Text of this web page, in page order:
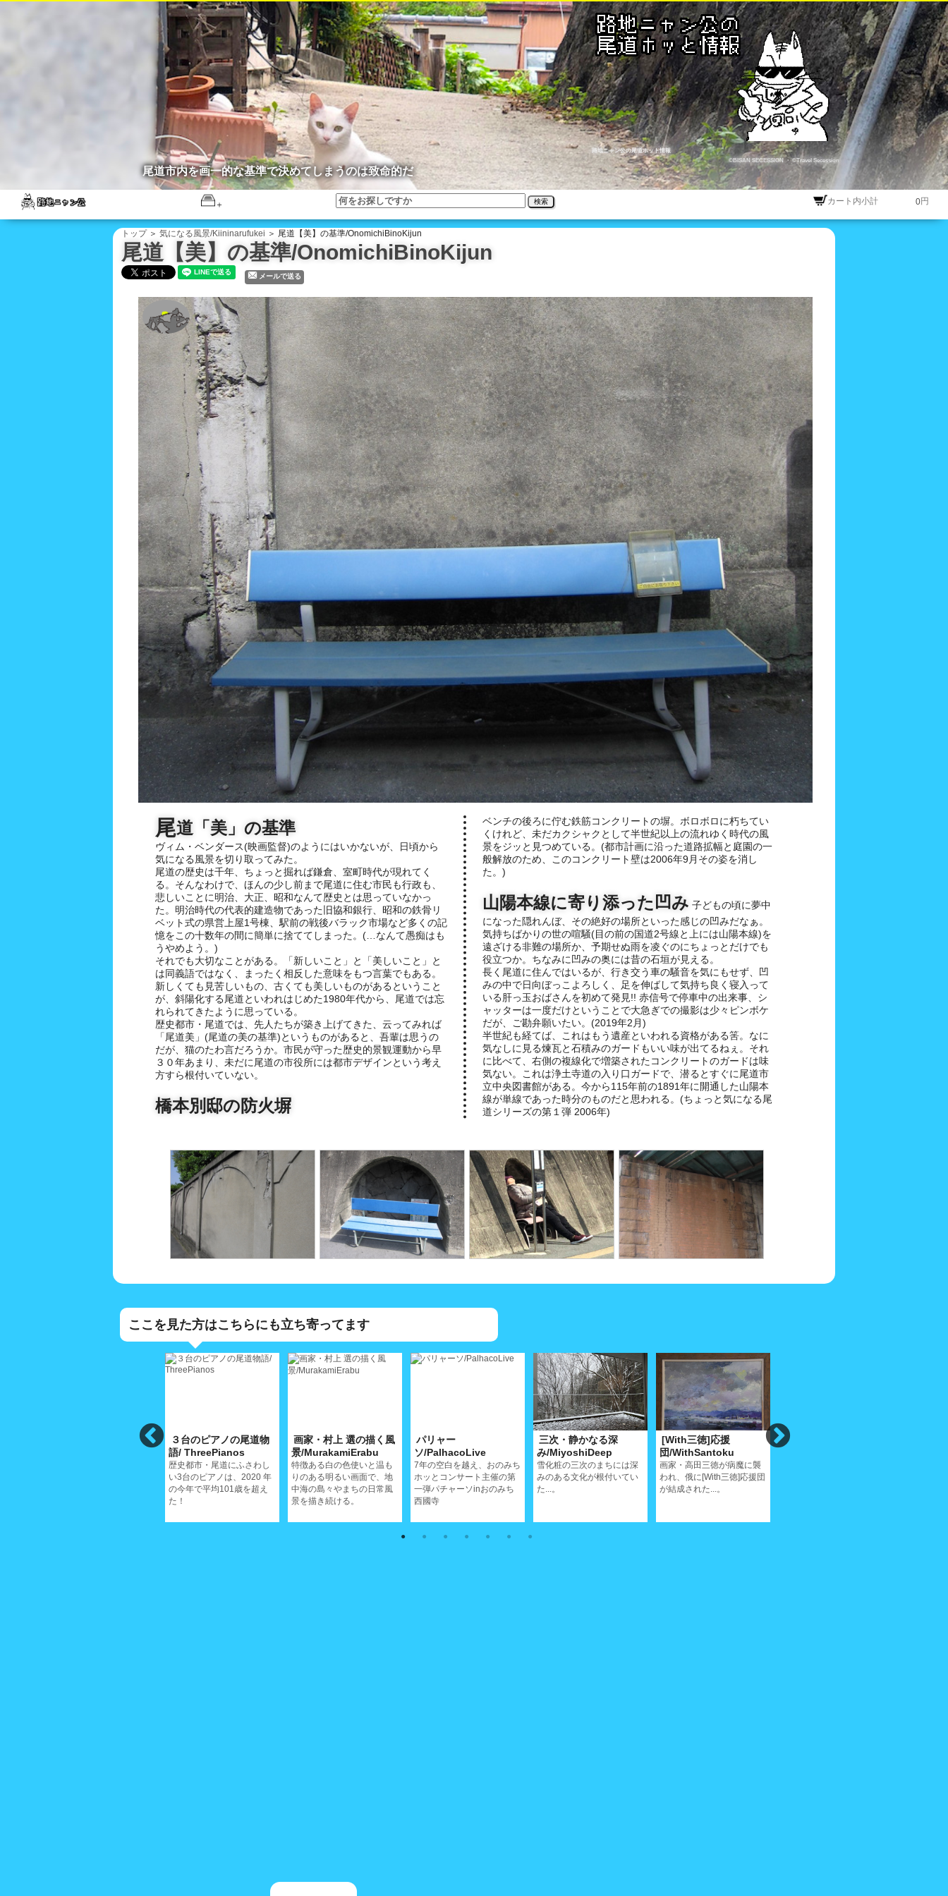
路地ニャン公の尾道ホット情報
©BISAN SECESSION・ ©Travel Secession
検索 カート内小計 円
尾道市内を画一的な基準で決めてしまうのは致命的だ
トップ＞ 気になる風景/Kiininarufukei ＞ 尾道【美】の基準/OnomichiBinoKijun
尾道【美】の基準/OnomichiBinoKijun
メールで送る
尾道「美」の基準
ヴィム・ベンダース(映画監督)のようにはいかないが、日頃から
気になる風景を切り取ってみた。
尾道の歴史は千年、ちょっと掘れば鎌倉、室町時代が現れてく
る。そんなわけで、ほんの少し前まで尾道に住む市民も行政も、
悲しいことに明治、大正、昭和なんて歴史とは思っていなかっ
た。明治時代の代表的建造物であった旧協和銀行、昭和の鉄骨リ
ベット式の県営上屋1号棟、駅前の戦後バラック市場など多くの記
憶をこの十数年の間に簡単に捨ててしまった。(…なんて愚痴はも
うやめよう。)
それでも大切なことがある。「新しいこと」と「美しいこと」と
は同義語ではなく、まったく相反した意味をもつ言葉でもある。
新しくても見苦しいもの、古くても美しいものがあるということ
が、斜陽化する尾道といわれはじめた1980年代から、尾道では忘
れられてきたように思っている。
歴史都市・尾道では、先人たちが築き上げてきた、云ってみれば
「尾道美」(尾道の美の基準)というものがあると、吾輩は思うの
だが、猫のたわ言だろうか。市民が守った歴史的景観運動から早
３０年あまり、未だに尾道の市役所には都市デザインという考え
方すら根付いていない。
橋本別邸の防火塀
ベンチの後ろに佇む鉄筋コンクリートの塀。ボロボロに朽ちてい
くけれど、未だカクシャクとして半世紀以上の流れゆく時代の風
景をジッと見つめている。(都市計画に沿った道路拡幅と庭園の一
般解放のため、このコンクリート壁は2006年9月その姿を消し
た。)
山陽本線に寄り添った凹み 子どもの頃に夢中
になった隠れんぼ、その絶好の場所といった感じの凹みだなぁ。
気持ちばかりの世の喧騒(目の前の国道2号線と上には山陽本線)を
遠ざける非難の場所か、予期せぬ雨を凌ぐのにちょっとだけでも
役立つか。ちなみに凹みの奥には昔の石垣が見える。
長く尾道に住んではいるが、行き交う車の騒音を気にもせず、凹
みの中で日向ぼっこよろしく、足を伸ばして気持ち良く寝入って
いる肝っ玉おばさんを初めて発見!! 赤信号で停車中の出来事、シ
ャッターは一度だけということで大急ぎでの撮影は少々ピンボケ
だが、ご勘弁願いたい。(2019年2月)
半世紀も経てば、これはもう遺産といわれる資格がある筈。なに
気なしに見る煉瓦と石積みのガードもいい味が出てるねぇ。それ
に比べて、右側の複線化で増築されたコンクリートのガードは味
気ない。これは浄土寺道の入り口ガードで、潜るとすぐに尾道市
立中央図書館がある。今から115年前の1891年に開通した山陽本
線が単線であった時分のものだと思われる。(ちょっと気になる尾
道シリーズの第１弾 2006年)
ここを見た方はこちらにも立ち寄ってます
西郷寺/SaigojiTemple
３台のピアノの尾道物
語/ ThreePianos
歴史都市・尾道にふさわし
い3台のピアノは、2020 年
の今年で平均101歳を超え
た！
画家・村上 選の描く風
景/MurakamiErabu
特徴ある白の色使いと温も
りのある明るい画面で、地
中海の島々やまちの日常風
景を描き続ける。
パリャー
ソ/PalhacoLive
7年の空白を越え、おのみち
ホッとコンサート主催の第
一弾パチャーソinおのみち
西國寺
三次・静かなる深
み/MiyoshiDeep
雪化粧の三次のまちには深
みのある文化が根付いてい
た...。
[With三徳]応援
団/WithSantoku
画家・高田三徳が病魔に襲
われ、俄に[With三徳]応援団
が結成された...。
イリーナメジューエワ